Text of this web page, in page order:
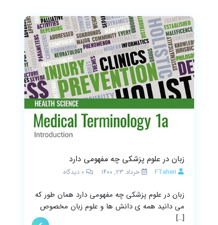
زبان در علوم پزشکی چه مفهومی دارد
FTaheri خرداد ۲۳, ۱۴۰۰ 0 دیدگاه
زبان در علوم پزشکی چه مفهومی دارد همان طور که
می دانید همه ی دانش ها و علوم زبان مخصوص
[…]